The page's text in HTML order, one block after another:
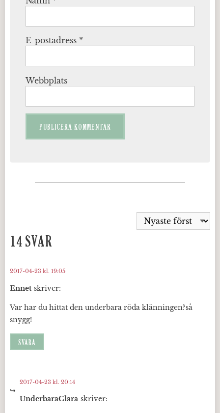
E-postadress *
Webbplats
14 SVAR
Ennet skriver:
2017-04-23 kl. 19:05
Var har du hittat den underbara röda klänningen?så
snygg!
SVARA
UnderbaraClara skriver:
2017-04-23 kl. 20:14